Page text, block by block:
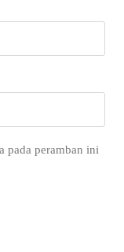
pada peramban ini